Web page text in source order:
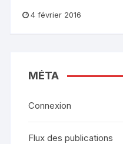
4 février 2016
MÉTA
Connexion
Flux des publications